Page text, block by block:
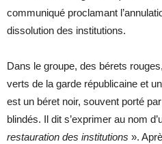
communiqué proclamant
dissolution des institutions.
Dans le groupe, des bérets
verts de la garde républicaine et
est un béret noir, souvent porté
blindés. Il dit s’exprimer au nom
restauration des institutions ».